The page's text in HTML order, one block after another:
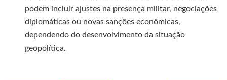
podem incluir ajustes na presença militar, negociações
diplomáticas ou novas sanções econômicas,
dependendo do desenvolvimento da situação
geopolítica.